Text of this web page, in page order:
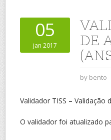
05
jan 2017
DE
by bento
Validador TISS – Validação
O validador foi atualizado